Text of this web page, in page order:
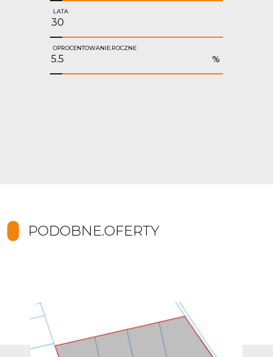
LATA
OPROCENTOWANIE.ROCZNE
%
PODOBNE.OFERTY
Dodaj do ulubionych